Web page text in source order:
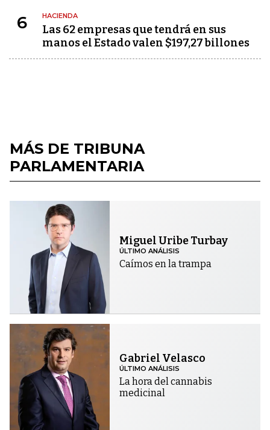
6 HACIENDA
Las 62 empresas que tendrá en sus
manos el Estado valen $197,27 billones
MÁS DE TRIBUNA
PARLAMENTARIA
Miguel Uribe Turbay
ÚLTIMO ANÁLISIS
Caímos en la trampa
Gabriel Velasco
ÚLTIMO ANÁLISIS
La hora del cannabis
medicinal